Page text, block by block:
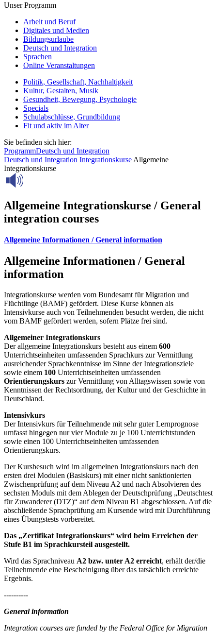
Unser Programm
Arbeit und Beruf
Digitales und Medien
Bildungsurlaube
Deutsch und Integration
Sprachen
Online Veranstaltungen
Politik, Gesellschaft, Nachhaltigkeit
Kultur, Gestalten, Musik
Gesundheit, Bewegung, Psychologie
Specials
Schulabschlüsse, Grundbildung
Fit und aktiv im Alter
Sie befinden sich hier:
ProgrammDeutsch und Integration
Deutsch und Integration Integrationskurse Allgemeine
Integrationskurse
Allgemeine Integrationskurse / General
integration courses
Allgemeine Informationen / General information
Allgemeine Informationen / General
information
Integrationskurse werden vom Bundesamt für Migration und
Flüchtlinge (BAMF) gefördert. Diese Kurse können als
Intensivkurse auch von Teilnehmenden besucht werden, die nicht
vom BAMF gefördert werden, sofern Plätze frei sind.
Allgemeiner Integrationskurs
Der allgemeine Integrationskurs besteht aus einem 600
Unterrichtseinheiten umfassenden Sprachkurs zur Vermittlung
ausreichender Sprachkenntnisse im Sinne der Integrationsziele
sowie einem 100 Unterrichtseinheiten umfassenden
Orientierungskurs zur Vermittlung von Alltagswissen sowie von
Kenntnissen der Rechtsordnung, der Kultur und der Geschichte in
Deutschland.
Intensivkurs
Der Intensivkurs für Teilnehmende mit sehr guter Lernprognose
umfasst hingegen nur vier Module zu je 100 Unterrichtstunden
sowie einen 100 Unterrichtseinheiten umfassenden
Orientierungskurs.
Der Kursbesuch wird im allgemeinen Integrationskurs nach den
ersten drei Modulen (Basiskurs) mit einer nicht sanktionierten
Zwischenprüfung auf dem Niveau A2 und nach Absolvieren des
sechsten Moduls mit dem Ablegen der Deutschprüfung „Deutschtest
für Zuwanderer (DTZ)“ auf dem Niveau B1 abgeschlossen. Auf die
abschließende Sprachprüfung am Kursende wird mit Durchführung
eines Übungstests vorbereitet.
Das „Zertifikat Integrationskurs“ wird beim Erreichen der
Stufe B1 im Sprachkursteil ausgestellt.
Wird das Sprachniveau A2 bzw. unter A2 erreicht, erhält der/die
Teilnehmende eine Bescheinigung über das tatsächlich erreichte
Ergebnis.
----------
General information
Integration courses are funded by the Federal Office for Migration